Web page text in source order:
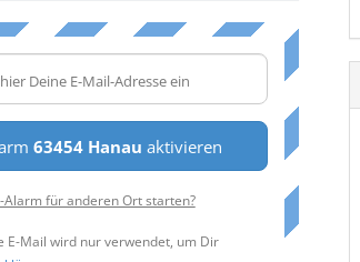
63454 Hanau aktivieren
Alarm für anderen Ort starten?
E-Mail wird nur verwendet, um Dir